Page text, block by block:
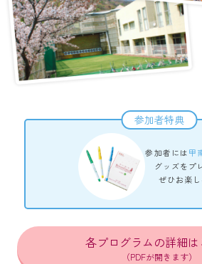
参加者特典
参加者には甲
グッズをプ
ぜひお楽し
各プログラムの詳細は
（PDFが開きます）